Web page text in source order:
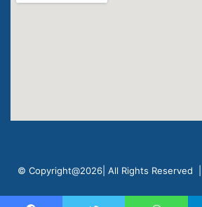
© Copyright@2026| All Rights Reserved |